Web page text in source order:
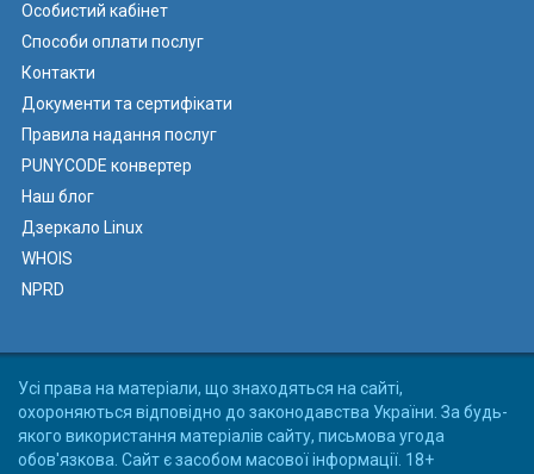
Особистий кабінет
Способи оплати послуг
Контакти
Документи та сертифікати
Правила надання послуг
PUNYCODE конвертер
Наш блог
Дзеркало Linux
WHOIS
NPRD
Усі права на матеріали, що знаходяться на сайті,
охороняються відповідно до законодавства України. За будь-
якого використання матеріалів сайту, письмова угода
обов'язкова. Сайт є засобом масової інформації. 18+